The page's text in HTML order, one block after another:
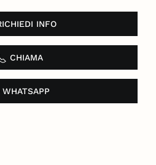
INFO
CHIAMA
WHATSAPP